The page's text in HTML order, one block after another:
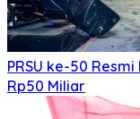
PRSU ke-50
Rp50 Miliar